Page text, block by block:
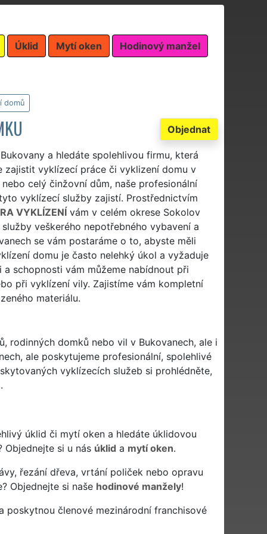
Úklid Mytí oken Hodinový manžel
domů
Objednat
a hledáte spolehlivou firmu, která
zajistit vyklízecí práce či vyklizení domu v
celý činžovní dům, naše profesionální
vyklízecí služby zajistí. Prostřednictvím
VYKLÍZENÍvám v celém okrese Sokolov
veškerého nepotřebného vybavení a
se vám postaráme o to, abyste měli
domu je často nelehký úkol a vyžaduje
schopnosti vám můžeme nabídnout při
při vyklízení vily. Zajistíme vám kompletní
materiálu.
rodinných domků nebo vil v Bukovanech, ale i
ale poskytujeme profesionální, spolehlivé
vyklízecích služeb si prohlédněte,
úklid či mytí oken a hledáte úklidovou
si u nás úklid a mytí oken.
řezání dřeva, vrtání poliček nebo opravu
Objednejte si naše hodinové manžely!
členové mezinárodní franchisové